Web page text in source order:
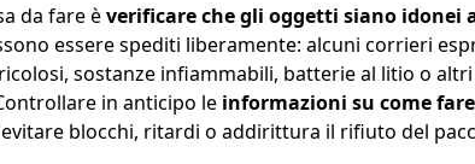
da fare èverificare che gli oggetti siano idonei
essere spediti liberamente: alcuni corrieri
sostanze infiammabili, batterie al litio o
in anticipo le informazioni su come
blocchi, ritardi o addirittura il rifiuto del